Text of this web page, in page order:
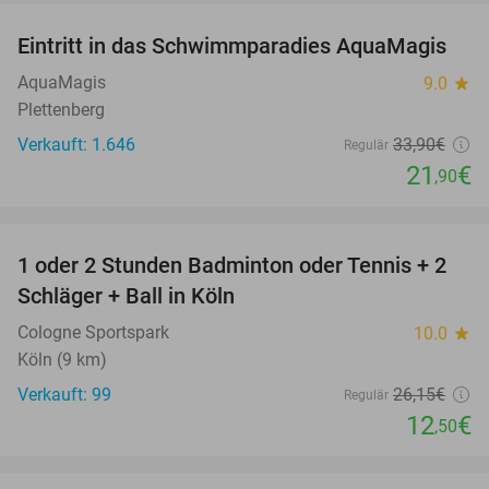
35%
Eintritt in das Schwimmparadies AquaMagis
AquaMagis 9.0 star
Plettenberg
Verkauft: 1.646
Regulär 33,90€
21 ,90€
52%
1 oder 2 Stunden Badminton oder Tennis + 2
Schläger + Ball in Köln
Cologne Sportspark 10.0 star
Köln (9 km)
Verkauft: 99
Regulär 26,15€
12,50€